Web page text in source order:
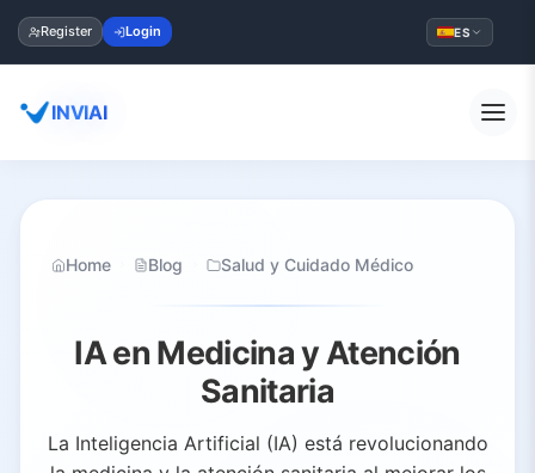
Register Login ES
INVIAI
Home Blog Salud y Cuidado Médico
IA en Medicina y Atención
Sanitaria
La Inteligencia Artificial (IA) está revolucionando